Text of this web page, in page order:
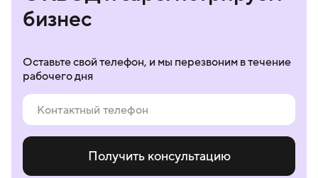
бизнес
Оставьте свой телефон, и мы перезвоним в течение
рабочего дня
Получить консультацию